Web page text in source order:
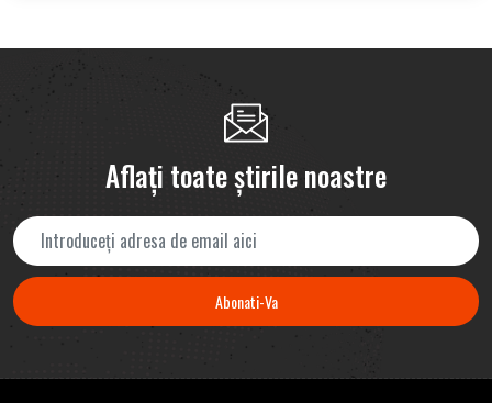
Aflați toate știrile noastre
Abonati-Va